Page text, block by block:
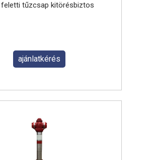
feletti tűzcsap kitörésbiztos
ajánlatkérés